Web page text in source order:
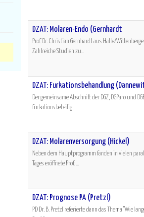
DZÄT: Molaren-Endo (Gernhardt
Prof. Dr. Christian Gernhardt aus Halle/
Zahlreiche Studien zu...
DZÄT: Furkationsbehandlung
Der gemeinsame Abschnitt der DGZ, DGParo und
furkationsbeteilig...
DZÄT: Molarenversorgung (Hickel)
Neben dem Hauptprogramm fanden in vielen
Tages eröffnete Prof. ...
DZÄT: Prognose PA (Pretzl)
PD Dr. B. Pretzl referierte dann das Thema "Wie